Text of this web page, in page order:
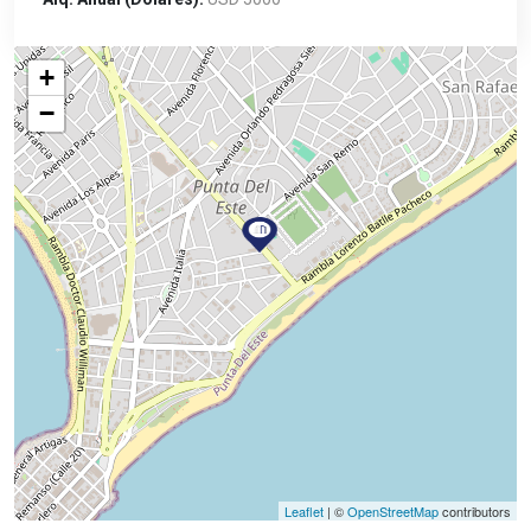
+
−
Leaflet | ©OpenStreetMapcontributors